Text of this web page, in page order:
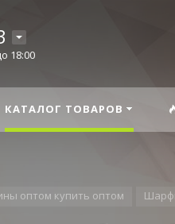
18:00
КАТАЛОГ ТОВАРОВ
оптом купить оптом